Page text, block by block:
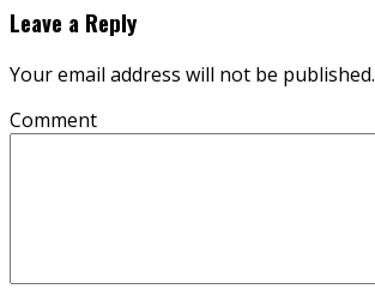
Leave a Reply
Your email address will not be published.
Comment